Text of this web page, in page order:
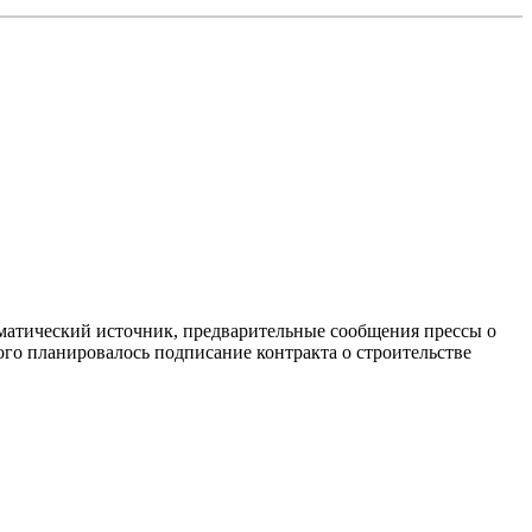
источник, предварительные сообщения прессы о
планировалось подписание контракта о строительстве